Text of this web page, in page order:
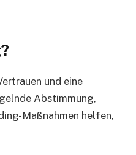
und eine
Abstimmung,
Maßnahmen helfen,